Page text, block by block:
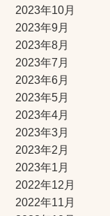
2023年10月
2023年9月
2023年8月
2023年7月
2023年6月
2023年5月
2023年4月
2023年3月
2023年2月
2023年1月
2022年12月
2022年11月